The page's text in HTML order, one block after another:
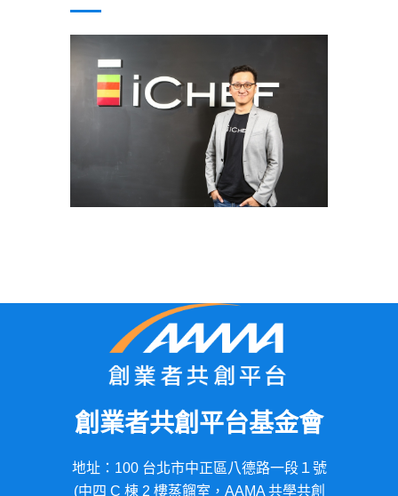
創業者共創平台基金會
地址：100 台北市中正區八德路一段１號
(中四 C 棟 2 樓蒸餾室，AAMA 共學共創